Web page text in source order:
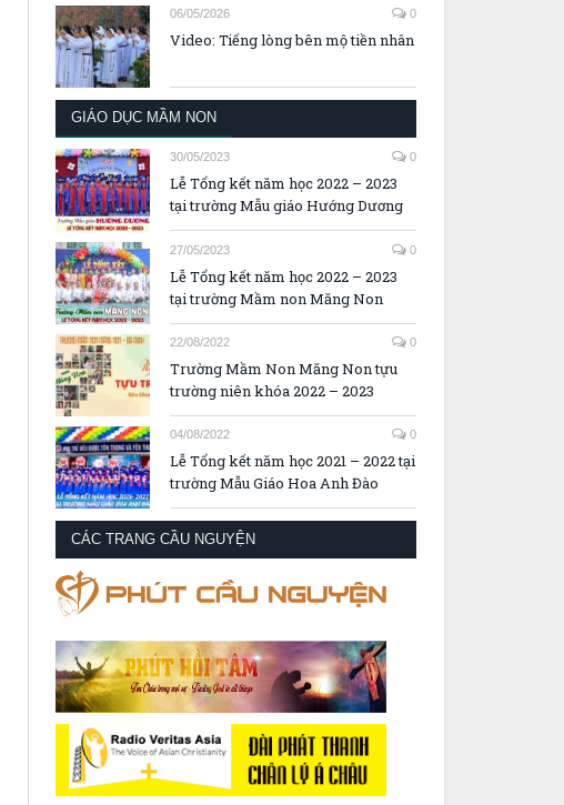
06/05/2026 0
Video: Tiếng lòng bên mộ tiền nhân
GIÁO DỤC MẦM NON
30/05/2023 0
Lễ Tổng kết năm học 2022 – 2023
tại trường Mẫu giáo Hướng Dương
27/05/2023 0
Lễ Tổng kết năm học 2022 – 2023
tại trường Mầm non Măng Non
22/08/2022 0
Trường Mầm Non Măng Non tựu
trường niên khóa 2022 – 2023
04/08/2022 0
Lễ Tổng kết năm học 2021 – 2022 tại
trường Mẫu Giáo Hoa Anh Đào
CÁC TRANG CẦU NGUYỆN